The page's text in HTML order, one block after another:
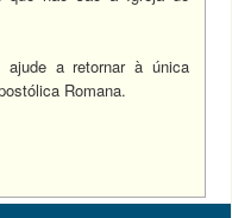
ajude a retornar à única
Romana.